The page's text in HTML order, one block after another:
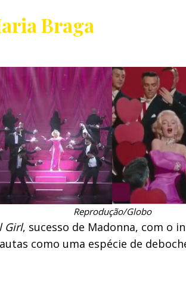
Braga
Reprodução/Globo
Girl, sucesso de Madonna, com o
como uma espécie de